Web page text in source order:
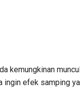
kemungkinan
ingin efek samping